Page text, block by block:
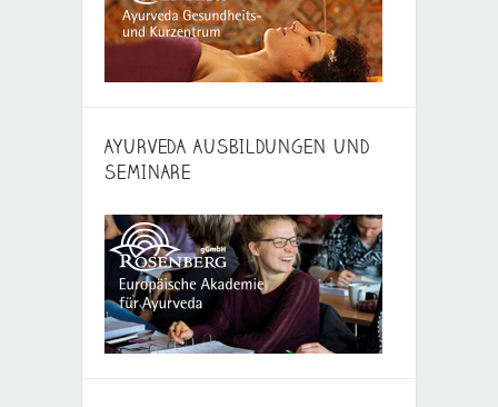
AYURVEDA AUSBILDUNGEN UND
SEMINARE